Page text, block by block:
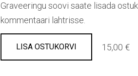
Graveeringu soovi saate lisada
kommentaari lahtrisse.
LISA OSTUKORVI 15,00 €